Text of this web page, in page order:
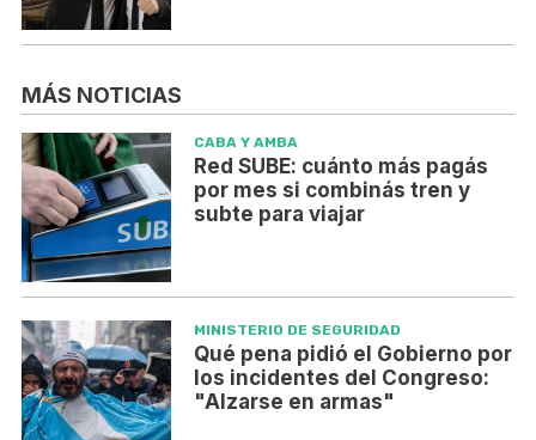
MÁS NOTICIAS
CABA Y AMBA
Red SUBE: cuánto más pagás
por mes si combinás tren y
subte para viajar
MINISTERIO DE SEGURIDAD
Qué pena pidió el Gobierno por
los incidentes del Congreso:
"Alzarse en armas"